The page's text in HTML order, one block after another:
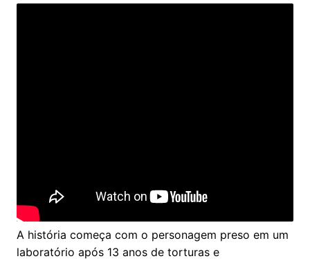
A história começa com o personagem preso em um
laboratório após 13 anos de torturas e